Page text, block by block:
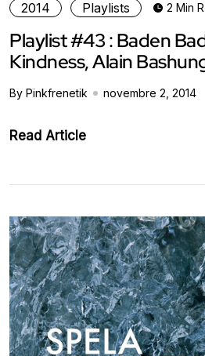
2014 Playlists 2 Min
Playlist #43 : Baden
Kindness, Alain
By Pinkfrenetik novembre 2, 2014
Read Article